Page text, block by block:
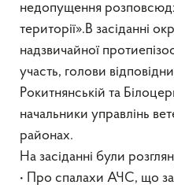
недопущення
території».В засіданні
надзвичайної
участь, голови
Рокитнянській та
начальники управлінь
районах.
На засіданні були
• Про спалахи АЧС, що